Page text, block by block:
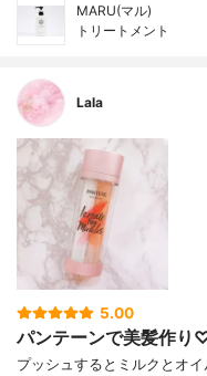
MARU(マル)
トリートメント
Lala
5.00
パンテーンで美髪作
プッシュするとミルクとオ